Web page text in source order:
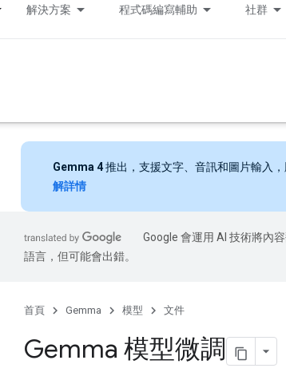
解決方案 程式碼編寫輔助 社群
Gemma 4推出，支援文字、音訊和圖片輸入
解詳情
Google 會運用 AI 技術將內
語言，但可能會出錯。
首頁 Gemma 模型 文件
Gemma 模型微調